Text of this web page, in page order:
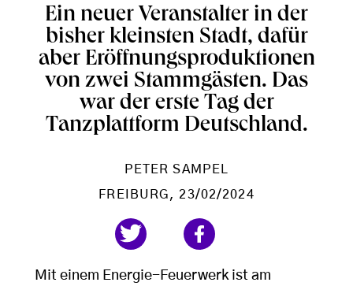
Ein neuer Veranstalter in der
bisher kleinsten Stadt, dafür
aber Eröffnungsproduktionen
von zwei Stammgästen. Das
war der erste Tag der
Tanzplattform Deutschland.
PETER SAMPEL
FREIBURG , 23/02/2024
Mit einem Energie-Feuerwerk ist am